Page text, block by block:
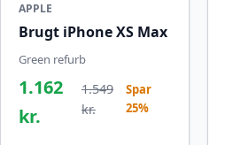
APPLE
Brugt iPhone XS Max
Green refurb
1.162
kr.
1.549
kr.
Spar
25%